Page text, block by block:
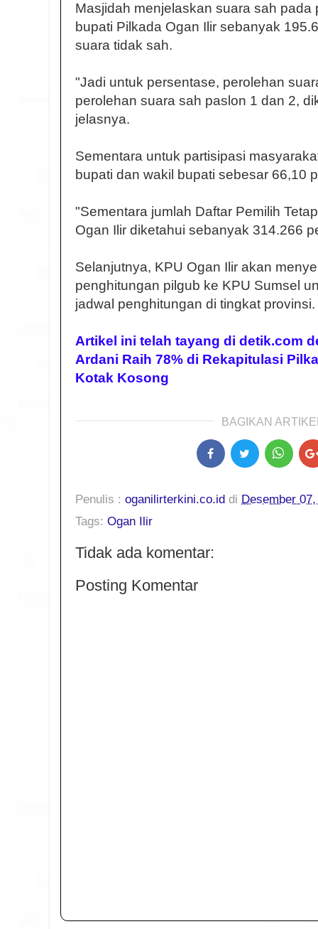
Masjidah menjelaskan suara sah pada
bupati Pilkada Ogan Ilir sebanyak
suara tidak sah.
"Jadi untuk persentase, perolehan
perolehan suara sah paslon 1 dan 2,
jelasnya.
Sementara untuk partisipasi
bupati dan wakil bupati sebesar 66,10
"Sementara jumlah Daftar Pemilih
Ogan Ilir diketahui sebanyak 314.266
Selanjutnya, KPU Ogan Ilir akan
penghitungan pilgub ke KPU Sumsel
jadwal penghitungan di tingkat provinsi.
Artikel ini telah tayang di detik.com
Ardani Raih 78% di Rekapitulasi
Kotak Kosong
BAGIKAN
Penulis : oganilirterkini.co.id di Desember
Tags: Ogan Ilir
Tidak ada komentar:
Posting Komentar